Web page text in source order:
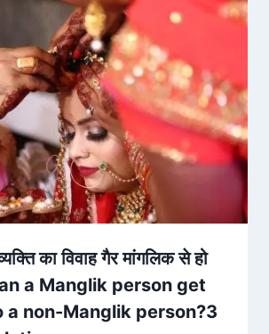
का विवाह गैर मांगलिक से हो
a Manglik person get
a non-Manglik person?3